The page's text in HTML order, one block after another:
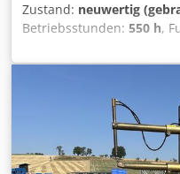
Zustand: neuwertig
Betriebsstunden: 550 h,
, 200
STATIC Cjdpfx Aor
2019, sehr guter
Testbetrieb gelaufen
Ladungstypen:
Gebinde
- YouTube